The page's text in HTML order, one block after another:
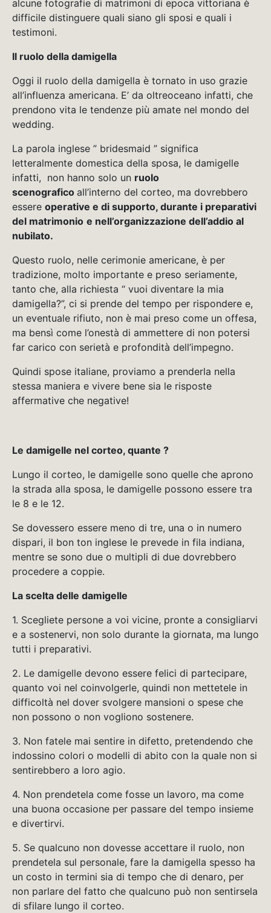
alcune fotografie di matrimoni di epoca vittoriana è
difficile distinguere quali siano gli sposi e quali i
testimoni.
Il ruolo della damigella
Oggi il ruolo della damigella è tornato in uso grazie
all’influenza americana. E’ da oltreoceano infatti, che
prendono vita le tendenze più amate nel mondo del
wedding.
La parola inglese ” bridesmaid ” significa
letteralmente domestica della sposa, le damigelle
infatti, non hanno solo un ruolo
scenografico all’interno del corteo, ma dovrebbero
essere operative e di supporto, durante i preparativi
del matrimonio e nell’organizzazione dell’addio al
nubilato.
Questo ruolo, nelle cerimonie americane, è per
tradizione, molto importante e preso seriamente,
tanto che, alla richiesta “ vuoi diventare la mia
damigella?”, ci si prende del tempo per rispondere e,
un eventuale rifiuto, non è mai preso come un offesa,
ma bensì come l’onestà di ammettere di non potersi
far carico con serietà e profondità dell’impegno.
Quindi spose italiane, proviamo a prenderla nella
stessa maniera e vivere bene sia le risposte
affermative che negative!
Le damigelle nel corteo, quante ?
Lungo il corteo, le damigelle sono quelle che aprono
la strada alla sposa, le damigelle possono essere tra
le 8 e le 12.
Se dovessero essere meno di tre, una o in numero
dispari, il bon ton inglese le prevede in fila indiana,
mentre se sono due o multipli di due dovrebbero
procedere a coppie.
La scelta delle damigelle
1. Scegliete persone a voi vicine, pronte a consigliarvi
e a sostenervi, non solo durante la giornata, ma lungo
tutti i preparativi.
2. Le damigelle devono essere felici di partecipare,
quanto voi nel coinvolgerle, quindi non mettetele in
difficoltà nel dover svolgere mansioni o spese che
non possono o non vogliono sostenere.
3. Non fatele mai sentire in difetto, pretendendo che
indossino colori o modelli di abito con la quale non si
sentirebbero a loro agio.
4. Non prendetela come fosse un lavoro, ma come
una buona occasione per passare del tempo insieme
e divertirvi.
5. Se qualcuno non dovesse accettare il ruolo, non
prendetela sul personale, fare la damigella spesso ha
un costo in termini sia di tempo che di denaro, per
non parlare del fatto che qualcuno può non sentirsela
di sfilare lungo il corteo.